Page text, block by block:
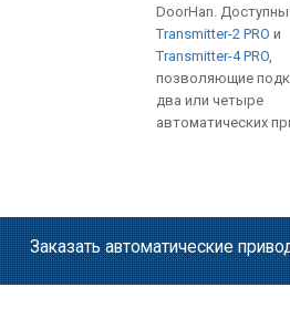
DoorHan.
Transmitter-2 PRO и
Transmitter-4 PRO,
позволяющие
два или четыре
автоматических
Заказать автоматические